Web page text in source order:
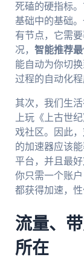
死磕的硬指标。
基础中的基础
有节点，它需
况， 智能推荐
能自动为你切
过程的自动化
其次，我们生
上玩《上古世
戏社区。因此，
的加速器应该
平台，并且最好
你只需一个账
都获得加速，性
流量、
所在